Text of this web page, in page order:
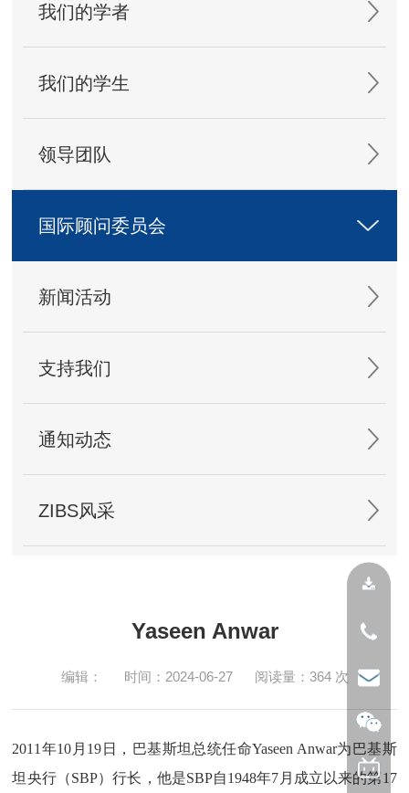
我们的学者
我们的学生
领导团队
国际顾问委员会
新闻活动
支持我们
通知动态
ZIBS风采
Yaseen Anwar
编辑： 时间：2024-06-27 阅读量： 364 次
2011年10月19日，巴基斯坦总统任命Yaseen Anwar为巴基斯
坦央行（SBP）行长，他是SBP自1948年7月成立以来的第17